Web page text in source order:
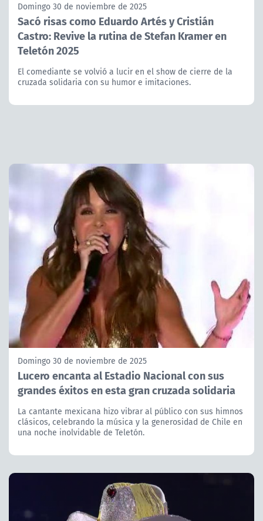
Domingo 30 de noviembre de 2025
Sacó risas como Eduardo Artés y Cristián
Castro: Revive la rutina de Stefan Kramer en
Teletón 2025
El comediante se volvió a lucir en el show de cierre de la
cruzada solidaria con su humor e imitaciones.
Domingo 30 de noviembre de 2025
Lucero encanta al Estadio Nacional con sus
grandes éxitos en esta gran cruzada solidaria
La cantante mexicana hizo vibrar al público con sus himnos
clásicos, celebrando la música y la generosidad de Chile en
una noche inolvidable de Teletón.